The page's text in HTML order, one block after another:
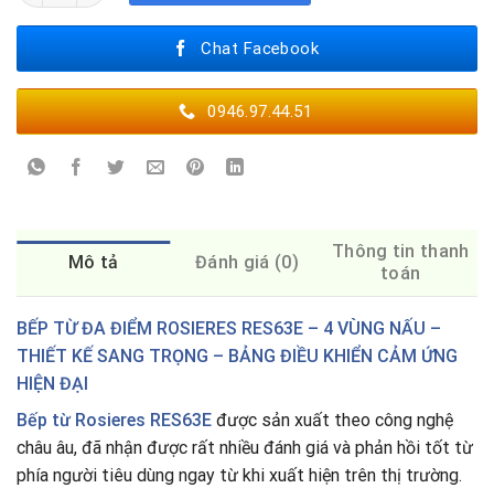
Chat Facebook
0946.97.44.51
Mô tả Đánh giá (0)
Thông tin thanh
toán
BẾP TỪĐA ĐIỂM ROSIERES RES63E – 4 VÙNG NẤU –
THIẾT KẾ SANG TRỌNG – BẢNG ĐIỀU KHIỂN CẢM ỨNG
HIỆN ĐẠI
Bếp từ Rosieres RES63E được sản xuất theo công nghệ
châu âu, đã nhận được rất nhiều đánh giá và phản hồi tốt từ
phía người tiêu dùng ngay từ khi xuất hiện trên thị trường.